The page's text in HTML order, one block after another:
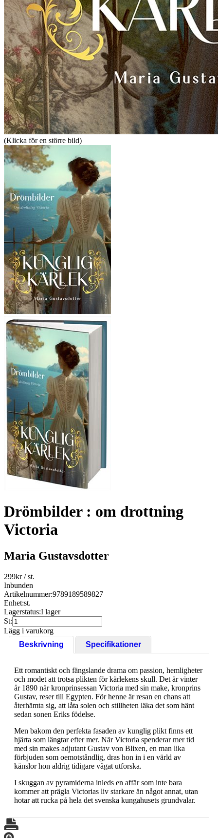
(Klicka för en större bild)
Drömbilder : om drottning
Victoria
Maria Gustavsdotter
299kr/ st.
Inbunden
Artikelnummer:9789189589827
Enhet:st.
Lagerstatus:I lager
St:
Lägg i varukorg
Beskrivning
Specifikationer
Ett romantiskt och fängslande drama om passion, hemligheter
och modet att trotsa plikten för kärlekens skull. Det är vinter
år 1890 när kronprinsessan Victoria med sin make, kronprins
Gustav, reser till Egypten. För henne är resan en chans att
återhämta sig, att låta solen och stillheten läka det som hänt
sedan sonen Eriks födelse.
Men bakom den perfekta fasaden av kunglig plikt finns ett
hjärta som längtar efter mer. När Victoria spenderar mer tid
med sin makes adjutant Gustav von Blixen, en man lika
förbjuden som oemotståndlig, dras hon in i en värld av
känslor hon aldrig tidigare vågat utforska.
I skuggan av pyramiderna inleds en affär som inte bara
kommer att prägla Victorias liv starkare än något annat, utan
hotar att rucka på hela det svenska kungahusets grundvalar.